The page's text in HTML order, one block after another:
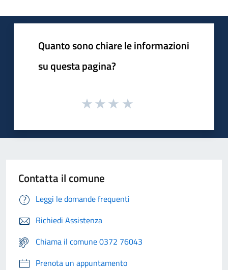
Quanto sono chiare le informazioni
su questa pagina?
Contatta il comune
Leggi le domande frequenti
Richiedi Assistenza
Chiama il comune 0372 76043
Prenota un appuntamento